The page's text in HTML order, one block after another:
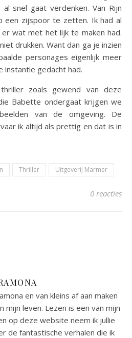
snel gaat verdenken. Van Rijn
een zijspoor te zetten. Ik had al
wat met het lijk te maken had.
drukken. Want dan ga je inzien
personages eigenlijk meer
instantie gedacht had.
zoals gewend van deze
Babette ondergaat krijgen we
van de omgeving. De
ik altijd als prettig en dat is in
Thriller Uitgeverij Marmer
0 reacties
en van kleins af aan maken
mijn leven. Lezen is een van mijn
op deze website neem ik jullie
de fantastische verhalen die ik